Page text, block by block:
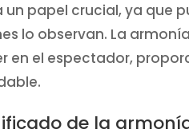
un papel crucial, ya que
lo observan. La
en el espectador,
de la